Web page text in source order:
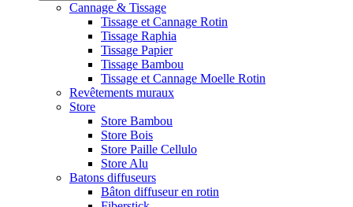
Cannage & Tissage
Tissage et Cannage Rotin
Tissage Raphia
Tissage Papier
Tissage Bambou
Tissage et Cannage Moelle Rotin
Revêtements muraux
Store
Store Bambou
Store Bois
Store Paille Cellulo
Store Alu
Batons diffuseurs
Bâton diffuseur en rotin